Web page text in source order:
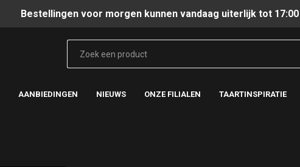
Bestellingen voor morgen kunnen vandaag uiterlijk tot
AANBIEDINGEN NIEUWS ONZE FILIALEN TAARTINSPIRATIE